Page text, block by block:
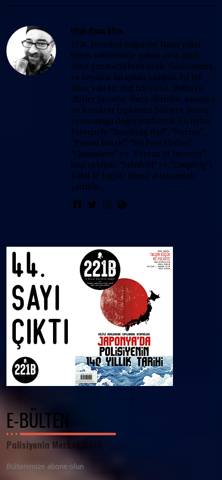
Ufuk Kaan Altın
1974, İstanbul doğumlu. Uzun yıllar
basın sektöründe çalıştı ama artık
aktif gazetecilikten uzak. Gastronomi
ve seyahat kitapları yazıyor. İyi bir
okur, sıkı bir dizi izleyicisi. Polisiye
diziler favorisi. Önce derinlik, senaryo
ve karakter inşaasına bakıyor, sonra
oyunculuğu değerlendiriyor. En iyiler
listesinde "Breaking Bad", "Narcos",
"Prison Break", "Six Feet Under".
"Shameless" ve "Person of Interest"
başı çekiyor. "Seinfeld" ve "Coupling"i
(tabii ki İngiliz olanı) atlamamak
şartıyla…
E-BÜLTEN
Polisiyenin Merkez Üssü
Bültenimize abone olun